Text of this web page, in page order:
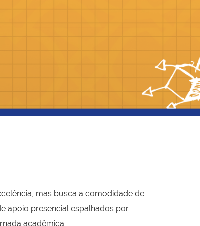
mas busca a comodidade de
apoio presencial espalhados por
acadêmica.